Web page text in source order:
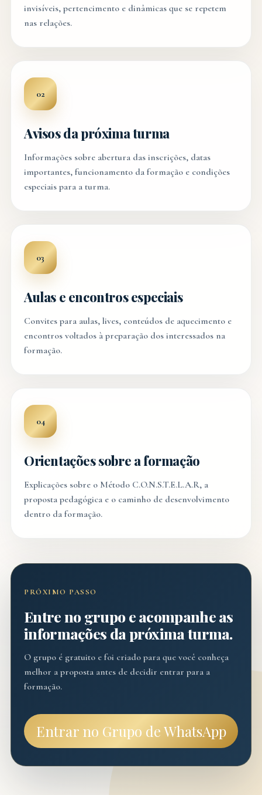
invisíveis, pertencimento e dinâmicas que se repetem
nas relações.
02
Avisos da próxima turma
Informações sobre abertura das inscrições, datas
importantes, funcionamento da formação e condições
especiais para a turma.
03
Aulas e encontros especiais
Convites para aulas, lives, conteúdos de aquecimento e
encontros voltados à preparação dos interessados na
formação.
04
Orientações sobre a formação
Explicações sobre o Método C.O.N.S.T.E.L.A.R, a
proposta pedagógica e o caminho de desenvolvimento
dentro da formação.
PRÓXIMO PASSO
Entre no grupo e acompanhe as
informações da próxima turma.
O grupo é gratuito e foi criado para que você conheça
melhor a proposta antes de decidir entrar para a
formação.
Entrar no Grupo de WhatsApp